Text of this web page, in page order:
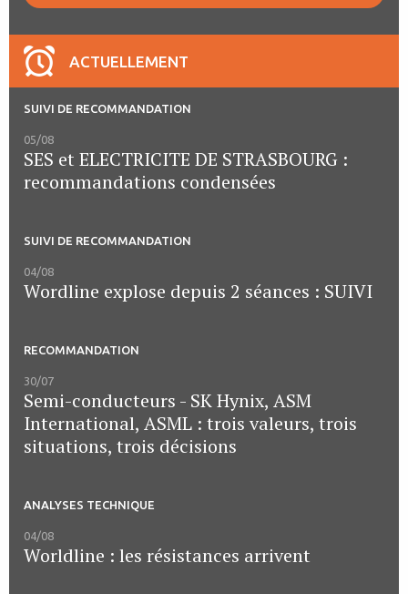
ACTUELLEMENT
SUIVI DE RECOMMANDATION
05/08
SES et ELECTRICITE DE STRASBOURG :
recommandations condensées
SUIVI DE RECOMMANDATION
04/08
Wordline explose depuis 2 séances : SUIVI
RECOMMANDATION
30/07
Semi-conducteurs - SK Hynix, ASM
International, ASML : trois valeurs, trois
situations, trois décisions
ANALYSES TECHNIQUE
04/08
Worldline : les résistances arrivent